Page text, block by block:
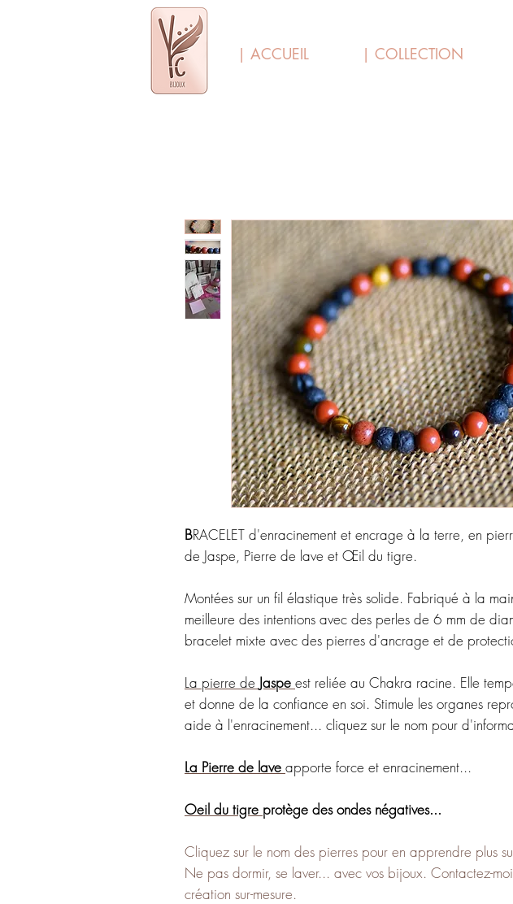
| ACCUEIL | COLLECTION
BRACELET d'enracinement et encrage à la terre, en
de Jaspe, Pierre de lave et Œil du tigre.
Montées sur un fil élastique très solide. Fabriqué à la
meilleure des intentions avec des perles de 6 mm de
bracelet mixte avec des pierres d'ancrage et de
La pierre de Jaspe est reliée au Chakra racine. Elle
et donne de la confiance en soi. Stimule les organes
aide à l'enracinement... cliquez sur le nom pour
La Pierre de lave apporte force et enracinement...
Oeil du tigre protège des ondes négatives...
Cliquez sur le nom des pierres pour en apprendre plus
Ne pas dormir, se laver... avec vos bijoux. Contactez-
création sur-mesure.